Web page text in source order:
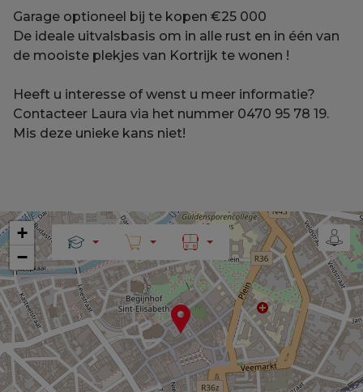
Garage optioneel bij te kopen €25 000
De ideale uitvalsbasis om in alle rust en in één van
de mooiste plekjes van Kortrijk te wonen !
Heeft u interesse of wenst u meer informatie?
Contacteer Laura via het nummer 0470 95 78 19.
Mis deze unieke kans niet!
+
−